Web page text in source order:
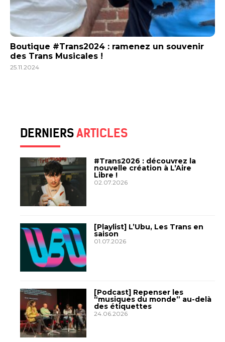
Boutique #Trans2024 : ramenez un souvenir
des Trans Musicales !
25.11.2024
DERNIERSARTICLES
#Trans2026 : découvrez la
nouvelle création à L’Aire
Libre !
02.07.2026
[Playlist] L’Ubu, Les Trans en
saison
01.07.2026
[Podcast] Repenser les
“musiques du monde” au-delà
des étiquettes
24.06.2026